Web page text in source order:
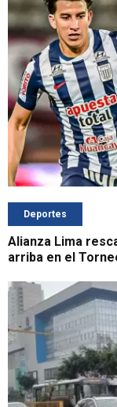
Deportes
Alianza Lima
arriba en el